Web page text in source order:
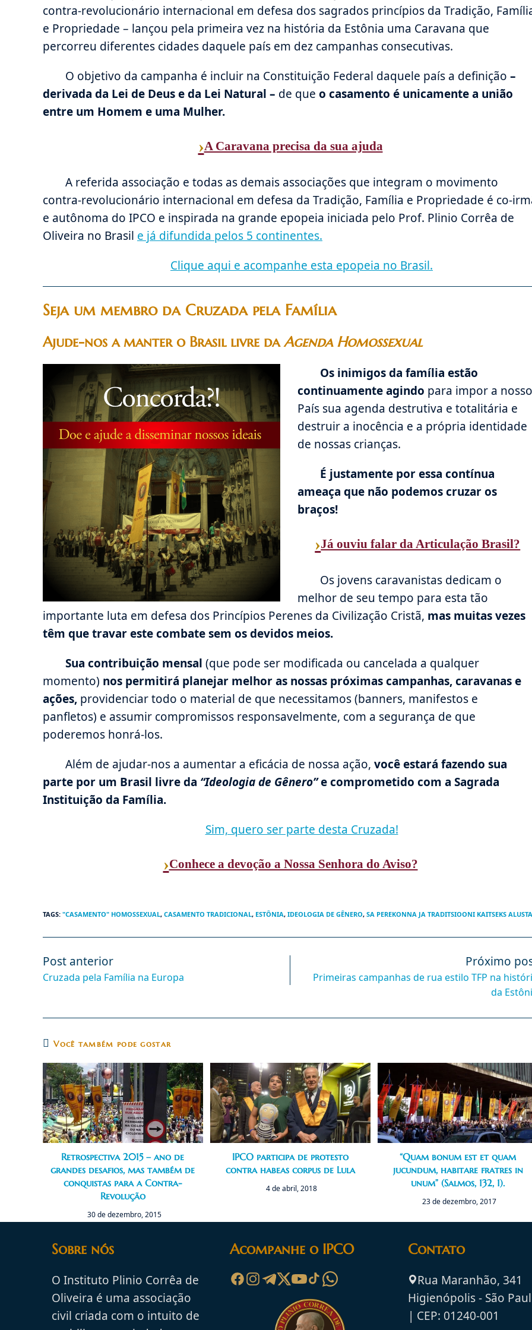
contra-revolucionário internacional em defesa dos sagrados princípios da Tradição,
e Propriedade – lançou pela primeira vez na história da Estônia uma Caravana que
percorreu diferentes cidades daquele país em dez campanhas consecutivas.
O objetivo da campanha é incluir na Constituição Federal daquele país a definição –
derivada da Lei de Deus e da Lei Natural – de que o casamento é unicamente a união
entre um Homem e uma Mulher.
›A Caravana precisa da sua ajuda
A referida associação e todas as demais associações que integram o movimento
contra-revolucionário internacional em defesa da Tradição, Família e Propriedade é co-
e autônoma do IPCO e inspirada na grande epopeia iniciada pelo Prof. Plinio Corrêa de
Oliveira no Brasil e já difundida pelos 5 continentes.
Clique aqui e acompanhe esta epopeia no Brasil.
Seja um membro da Cruzada pela Família
Ajude-nos a manter o Brasil livre daAgenda Homossexual
Os inimigos da família estão
continuamente agindo para impor a nosso
País sua agenda destrutiva e totalitária e
destruir a inocência e a própria identidade
de nossas crianças.
É justamente por essa contínua
ameaça que não podemos cruzar os
braços!
›Já ouviu falar da Articulação Brasil?
Os jovens caravanistas dedicam o
melhor de seu tempo para esta tão
importante luta em defesa dos Princípios Perenes da Civilização Cristã, mas muitas vezes
têm que travar este combate sem os devidos meios.
Sua contribuição mensal (que pode ser modificada ou cancelada a qualquer
momento) nos permitirá planejar melhor as nossas próximas campanhas, caravanas e
ações, providenciar todo o material de que necessitamos (banners, manifestos e
panfletos) e assumir compromissos responsavelmente, com a segurança de que
poderemos honrá-los.
Além de ajudar-nos a aumentar a eficácia de nossa ação, você estará fazendo sua
parte por um Brasil livre da “Ideologia de Gênero”e comprometido com a Sagrada
Instituição da Família.
Sim, quero ser parte desta Cruzada!
›Conhece a devoção a Nossa Senhora do Aviso?
TAGS: "CASAMENTO" HOMOSSEXUAL, CASAMENTO TRADICIONAL, ESTÔNIA, IDEOLOGIA DE GÊNERO, SA PEREKONNA JA TRADITSIOONI KAITSEKS
Leia
mais
artigos
Post anterior
Cruzada pela Família na Europa
Próximo
Primeiras campanhas de rua estilo TFP na
da
Você também pode gostar
Retrospectiva 2015 – ano de
grandes desafios, mas também de
conquistas para a Contra-
Revolução
30 de dezembro, 2015
IPCO participa de protesto
contra habeas corpus de Lula
4 de abril, 2018
“Quam bonum est et quam
jucundum, habitare fratres in
unum” (Salmos, 132, 1).
23 de dezembro, 2017
Sobre nós
O Instituto Plinio Corrêa de
Oliveira é uma associação
civil criada com o intuito de
Acompanhe o IPCO Contato
Rua Maranhão, 341
Higienópolis - São
| CEP: 01240-001